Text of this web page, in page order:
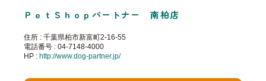
ＰｅｔＳｈｏｐパートナー 南柏店
住所 : 千葉県柏市新富町2-16-55
電話番号 : 04-7148-4000
HP :http://www.dog-partner.jp/